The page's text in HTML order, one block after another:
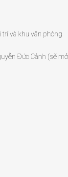
trí và khu văn phòng
Đức Cảnh (sẽ mở